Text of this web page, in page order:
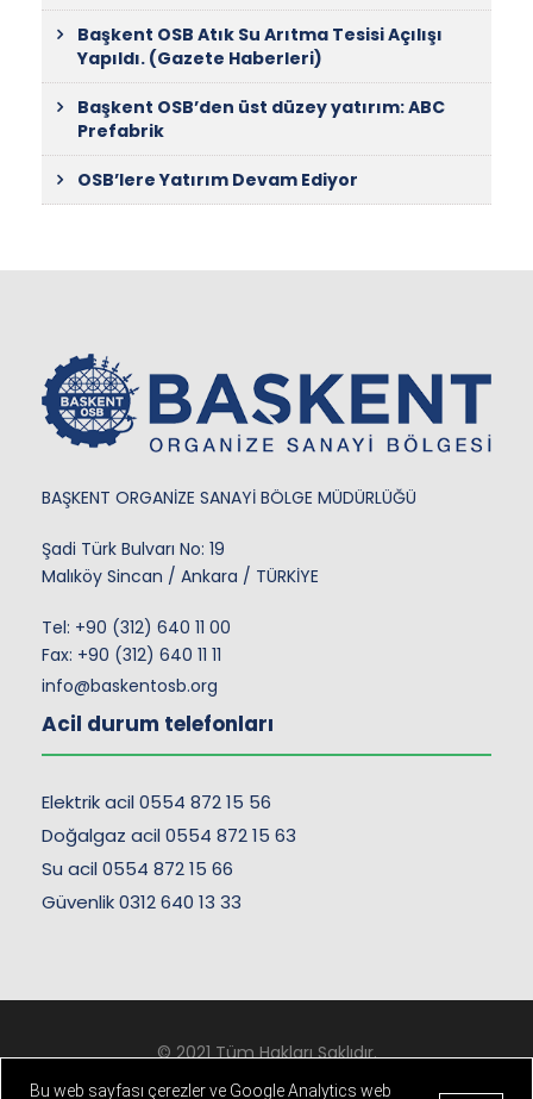
Başkent OSB Atık Su Arıtma Tesisi Açılışı
Yapıldı. (Gazete Haberleri)
Başkent OSB’den üst düzey yatırım: ABC
Prefabrik
OSB’lere Yatırım Devam Ediyor
BAŞKENT ORGANİZE SANAYİ BÖLGE MÜDÜRLÜĞÜ
Şadi Türk Bulvarı No: 19
Malıköy Sincan / Ankara / TÜRKİYE
Tel: +90 (312) 640 11 00
Fax: +90 (312) 640 11 11
info@baskentosb.org
Acil durum telefonları
Elektrik acil 0554 872 15 56
Doğalgaz acil 0554 872 15 63
Su acil 0554 872 15 66
Güvenlik 0312 640 13 33
© 2021 Tüm Hakları Saklıdır.
Kişisel Verilerin Korunması
- Çerez ve Gizlilik Politikası
Bu web sayfası çerezler ve Google Analytics web